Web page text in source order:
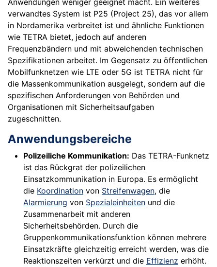
Anwendungen weniger geeignet macht. Ein weiteres
verwandtes System ist P25 (Project 25), das vor allem
in Nordamerika verbreitet ist und ähnliche Funktionen
wie TETRA bietet, jedoch auf anderen
Frequenzbändern und mit abweichenden technischen
Spezifikationen arbeitet. Im Gegensatz zu öffentlichen
Mobilfunknetzen wie LTE oder 5G ist TETRA nicht für
die Massenkommunikation ausgelegt, sondern auf die
spezifischen Anforderungen von Behörden und
Organisationen mit Sicherheitsaufgaben
zugeschnitten.
Anwendungsbereiche
Polizeiliche Kommunikation: Das TETRA-Funknetz
ist das Rückgrat der polizeilichen
Einsatzkommunikation in Europa. Es ermöglicht
die Koordination von Streifenwagen, die
Alarmierung von Spezialeinheiten und die
Zusammenarbeit mit anderen
Sicherheitsbehörden. Durch die
Gruppenkommunikationsfunktion können mehrere
Einsatzkräfte gleichzeitig erreicht werden, was die
Reaktionszeiten verkürzt und die Effizienz erhöht.